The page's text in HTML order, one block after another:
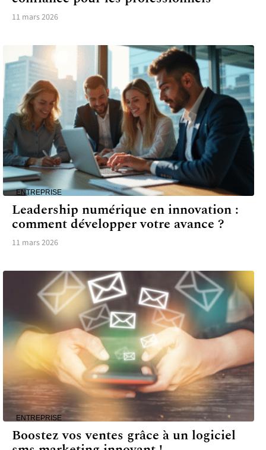
11 mars 2026
ENTREPRISE
Leadership numérique en innovation :
comment développer votre avance ?
11 mars 2026
ENTREPRISE
Boostez vos ventes grâce à un logiciel